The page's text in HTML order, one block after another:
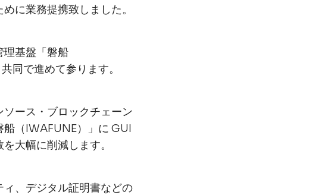
に業務提携致しました。
理基盤「磐船
同で進めて参ります。
ース・ブロックチェーン
船（IWAFUNE）」に GUI
大幅に削減します。
、デジタル証明書などの